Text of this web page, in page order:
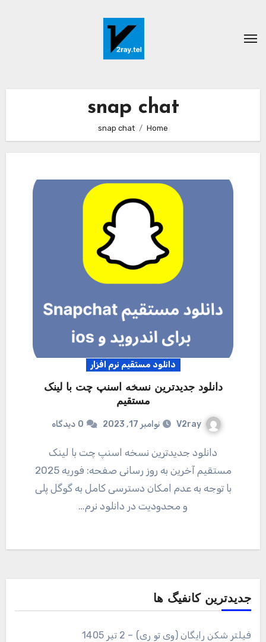
content
snap chat
Home
snap chat
دانلود مستقیم نرم افزار
دانلود جدیدترین نسخه اسنپ چت با لینک
مستقیم
V2ray نوامبر 17, 2023 0 دیدگاه
دانلود جدیدترین نسخه اسنپ چت با لینک
مستقیم آخرین به روز رسانی صفحه: فوریه 2025
با توجه به عدم امکان دسترسی کامل به گوگل پلی
و محدودیت در دانلود نرم…
جدیدترین کانفیگ ها
فیلتر شکن رایگان (وی تو ری) – 2 تیر 1405